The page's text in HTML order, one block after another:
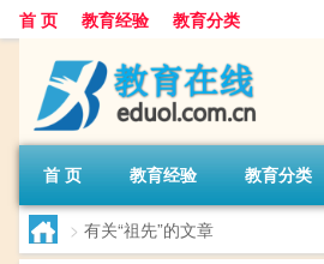
首 页 教育经验 教育分类
首 页 教育经验 教育分类
> 有关“祖先”的文章